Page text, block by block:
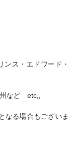
ス・エドワード・
など etc,,
なる場合もございま